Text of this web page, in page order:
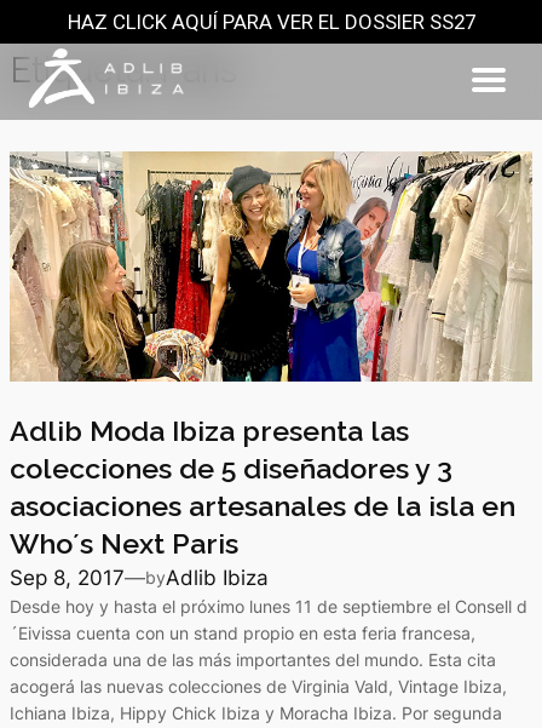
al
contenido
HAZ CLICK AQUÍ PARA VER EL DOSSIER SS27
Etiqueta:París
Adlib Moda Ibiza presenta las
colecciones de 5 diseñadores y 3
asociaciones artesanales de la isla en
Who´s Next Paris
Sep 8, 2017—byAdlib Ibiza
Desde hoy y hasta el próximo lunes 11 de septiembre el Consell d
´Eivissa cuenta con un stand propio en esta feria francesa,
considerada una de las más importantes del mundo. Esta cita
acogerá las nuevas colecciones de Virginia Vald, Vintage Ibiza,
Ichiana Ibiza, Hippy Chick Ibiza y Moracha Ibiza. Por segunda